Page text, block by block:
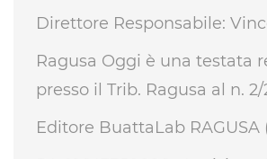
Direttore Responsabile:
Ragusa Oggi è una testata
presso il Trib. Ragusa al n. 2/
Editore BuattaLab RAGUSA